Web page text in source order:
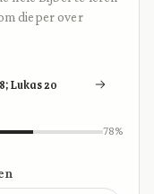
dieper over
Lukas 20
78%